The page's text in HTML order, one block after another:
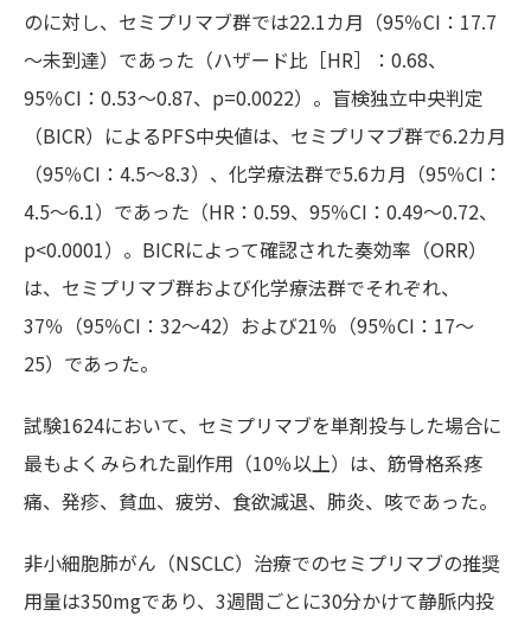
のに対し、セミプリマブ群では22.1カ月（95％CI：17.7
～未到達）であった（ハザード比［HR］：0.68、
95％CI：0.53～0.87、p=0.0022）。盲検独立中央判定
（BICR）によるPFS中央値は、セミプリマブ群で6.2カ月
（95％CI：4.5～8.3）、化学療法群で5.6カ月（95％CI：
4.5～6.1）であった（HR：0.59、95％CI：0.49～0.72、
p<0.0001）。BICRによって確認された奏効率（ORR）
は、セミプリマブ群および化学療法群でそれぞれ、
37％（95％CI：32～42）および21％（95％CI：17～
25）であった。
試験1624において、セミプリマブを単剤投与した場合に
最もよくみられた副作用（10％以上）は、筋骨格系疼
痛、発疹、貧血、疲労、食欲減退、肺炎、咳であった。
非小細胞肺がん（NSCLC）治療でのセミプリマブの推奨
用量は350mgであり、3週間ごとに30分かけて静脈内投